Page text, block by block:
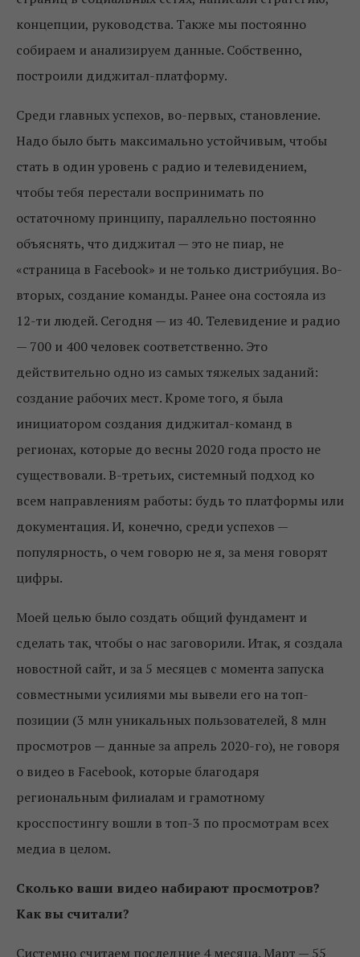
концепции, руководства. Также мы постоянно
собираем и анализируем данные. Собственно,
построили диджитал-платформу.
Среди главных успехов, во-первых, становление.
Надо было быть максимально устойчивым, чтобы
стать в один уровень с радио и телевидением,
чтобы тебя перестали воспринимать по
остаточному принципу, параллельно постоянно
объяснять, что диджитал — это не пиар, не
«страница в Facebook» и не только дистрибуция. Во-
вторых, создание команды. Ранее она состояла из
12-ти людей. Сегодня — из 40. Телевидение и радио
— 700 и 400 человек соответственно. Это
действительно одно из самых тяжелых заданий:
создание рабочих мест. Кроме того, я была
инициатором создания диджитал-команд в
регионах, которые до весны 2020 года просто не
существовали. В-третьих, системный подход ко
всем направлениям работы: будь то платформы или
документация. И, конечно, среди успехов —
популярность, о чем говорю не я, за меня говорят
цифры.
Моей целью было создать общий фундамент и
сделать так, чтобы о нас заговорили. Итак, я создала
новостной сайт, и за 5 месяцев с момента запуска
совместными усилиями мы вывели его на топ-
позиции (3 млн уникальных пользователей, 8 млн
просмотров — данные за апрель 2020-го), не говоря
о видео в Facebook, которые благодаря
региональным филиалам и грамотному
кросспостингу вошли в топ-3 по просмотрам всех
медиа в целом.
Сколько ваши видео набирают просмотров?
Как вы считали?
Системно считаем последние 4 месяца. Март — 55